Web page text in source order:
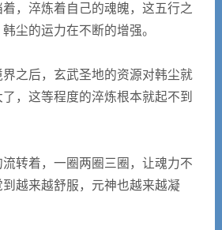
，淬炼着自己的魂魄，这五行之
尘的运力在不断的增强。
之后，玄武圣地的资源对韩尘就
，这等程度的淬炼根本就起不到
转着，一圈两圈三圈，让魂力不
越来越舒服，元神也越来越凝